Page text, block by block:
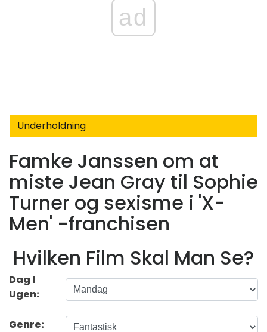
ad
Underholdning
Famke Janssen om at
miste Jean Gray til Sophie
Turner og sexisme i 'X-
Men' -franchisen
Hvilken Film Skal Man Se?
Dag I
Ugen:
Genre: